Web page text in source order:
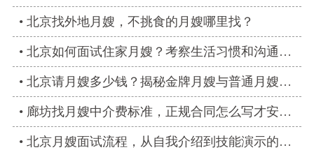
北京找外地月嫂，不挑食的月嫂哪里找？
北京如何面试住家月嫂？考察生活习惯和沟通能力的技巧
北京请月嫂多少钱？揭秘金牌月嫂与普通月嫂的收费差异
廊坊找月嫂中介费标准，正规合同怎么写才安心？
北京月嫂面试流程，从自我介绍到技能演示的完整环节